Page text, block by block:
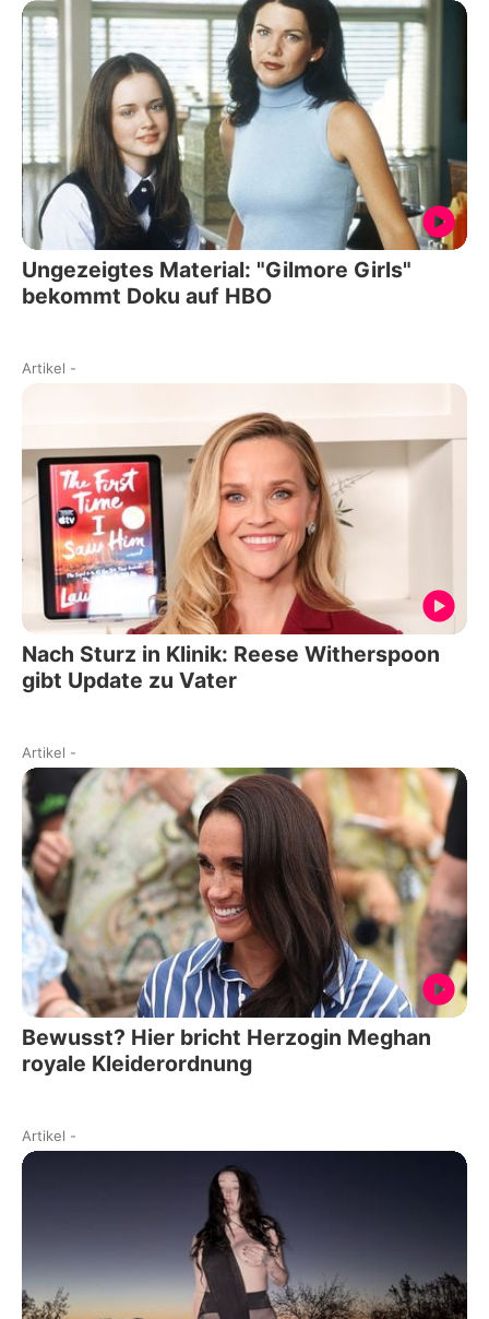
Ungezeigtes Material: "Gilmore Girls"
bekommt Doku auf HBO
Artikel -
Nach Sturz in Klinik: Reese Witherspoon
gibt Update zu Vater
Artikel -
Bewusst? Hier bricht Herzogin Meghan
royale Kleiderordnung
Artikel -